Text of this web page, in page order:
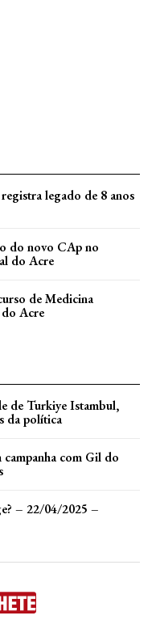
legado de 8 anos
do novo CAp no
do Acre
de Medicina
Acre
de Turkiye Istambul,
da política
com Gil do
– 22/04/2025 –